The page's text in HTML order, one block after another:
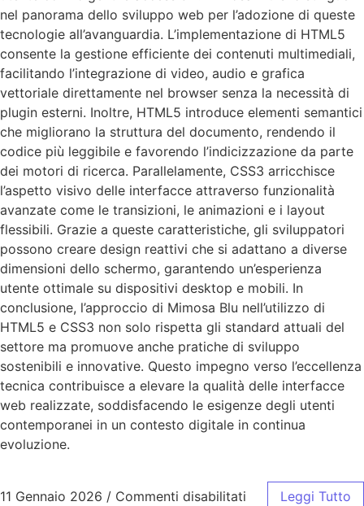
nel panorama dello sviluppo web per l’adozione di queste
tecnologie all’avanguardia. L’implementazione di HTML5
consente la gestione efficiente dei contenuti multimediali,
facilitando l’integrazione di video, audio e grafica
vettoriale direttamente nel browser senza la necessità di
plugin esterni. Inoltre, HTML5 introduce elementi semantici
che migliorano la struttura del documento, rendendo il
codice più leggibile e favorendo l’indicizzazione da parte
dei motori di ricerca. Parallelamente, CSS3 arricchisce
l’aspetto visivo delle interfacce attraverso funzionalità
avanzate come le transizioni, le animazioni e i layout
flessibili. Grazie a queste caratteristiche, gli sviluppatori
possono creare design reattivi che si adattano a diverse
dimensioni dello schermo, garantendo un’esperienza
utente ottimale su dispositivi desktop e mobili. In
conclusione, l’approccio di Mimosa Blu nell’utilizzo di
HTML5 e CSS3 non solo rispetta gli standard attuali del
settore ma promuove anche pratiche di sviluppo
sostenibili e innovative. Questo impegno verso l’eccellenza
tecnica contribuisce a elevare la qualità delle interfacce
web realizzate, soddisfacendo le esigenze degli utenti
contemporanei in un contesto digitale in continua
evoluzione.
11 Gennaio 2026 / Commenti disabilitati Leggi Tutto